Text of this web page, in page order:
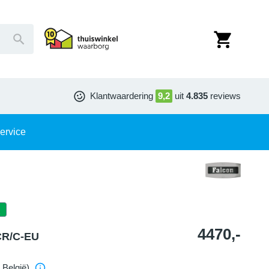
Klantwaardering 9,2 uit 4.835 reviews
C-EU 4470,-